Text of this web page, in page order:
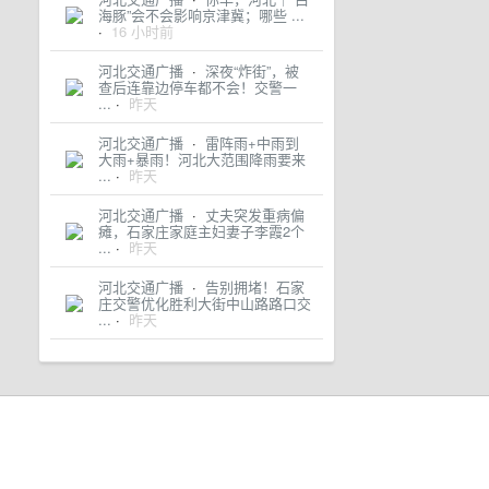
海豚”会不会影响京津冀；哪些 ...
· 16 小时前
河北交通广播 · 深夜“炸街”，被
查后连靠边停车都不会！交警一
... · 昨天
河北交通广播 · 雷阵雨+中雨到
大雨+暴雨！河北大范围降雨要来
... · 昨天
河北交通广播 · 丈夫突发重病偏
瘫，石家庄家庭主妇妻子李霞2个
... · 昨天
河北交通广播 · 告别拥堵！石家
庄交警优化胜利大街中山路路口交
... · 昨天